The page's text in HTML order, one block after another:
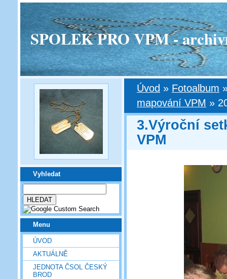
SPOLEK PRO VPM -
Vyhledat
Menu
ÚVOD
AKTUÁLNĚ
JEDNOTA ČSOL ČESKÝ
BROD
Úvod » Fotoalbum
mapování VPM »
3.Výroční
VPM